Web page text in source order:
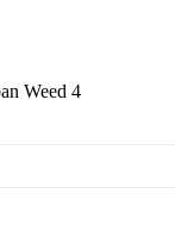
Weed 4